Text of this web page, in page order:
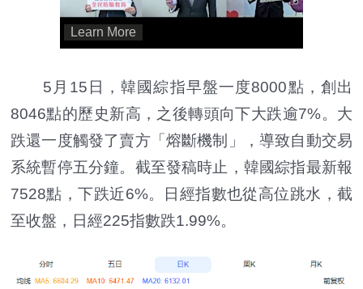
5月15日，韓國綜指早盤一度8000點，創出
8046點的歷史新高，之後轉頭向下大跌逾7%。大
跌還一度觸發了賣方「熔斷機制」，導致自動交易
系統暫停五分鐘。截至發稿時止，韓國綜指最新報
7528點，下跌近6%。日經指數也從高位跳水，截
至收盤，日經225指數跌1.99%。